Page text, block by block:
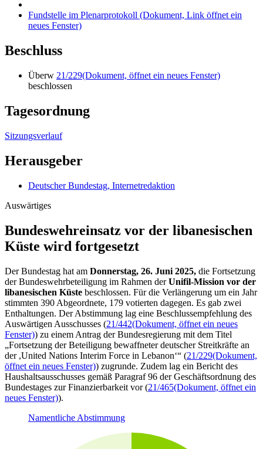
Fundstelle im Plenarprotokoll (Dokument, Link öffnet ein
neues Fenster)
Beschluss
Überw 21/229(Dokument, öffnet ein neues Fenster)
beschlossen
Tagesordnung
Sitzungsverlauf
Herausgeber
Deutscher Bundestag, Internetredaktion
Auswärtiges
Bundeswehreinsatz vor der libanesischen
Küste wird fortgesetzt
Der Bundestag hat am Donnerstag, 26. Juni 2025, die Fortsetzung
der Bundeswehrbeteiligung im Rahmen derUnifil-Mission vor der
libanesischen Küste beschlossen. Für die Verlängerung um ein Jahr
stimmten 390 Abgeordnete, 179 votierten dagegen. Es gab zwei
Enthaltungen. Der Abstimmung lag eine Beschlussempfehlung des
Auswärtigen Ausschusses (21/442(Dokument, öffnet ein neues
Fenster)) zu einem Antrag der Bundesregierung mit dem Titel
„Fortsetzung der Beteiligung bewaffneter deutscher Streitkräfte an
der ,United Nations Interim Force in Lebanon‘“ (21/229(Dokument,
öffnet ein neues Fenster)) zugrunde. Zudem lag ein Bericht des
Haushaltsausschusses gemäß Paragraf 96 der Geschäftsordnung des
Bundestages zur Finanzierbarkeit vor (21/465(Dokument, öffnet ein
neues Fenster)).
Namentliche Abstimmung